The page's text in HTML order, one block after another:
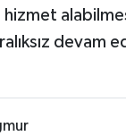
devam